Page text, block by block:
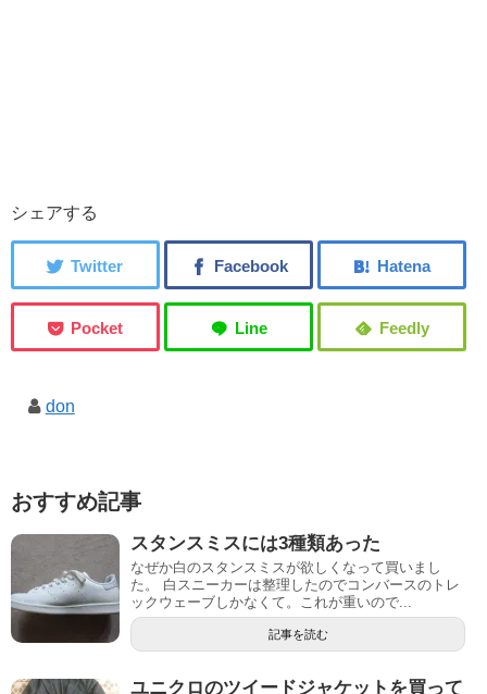
シェアする
don
おすすめ記事
スタンスミスには3種類あった
なぜか白のスタンスミスが欲しくなって買いまし
た。 白スニーカーは整理したのでコンバースのトレ
ックウェーブしかなくて。これが重いので...
記事を読む
ユニクロのツイードジャケットを買って